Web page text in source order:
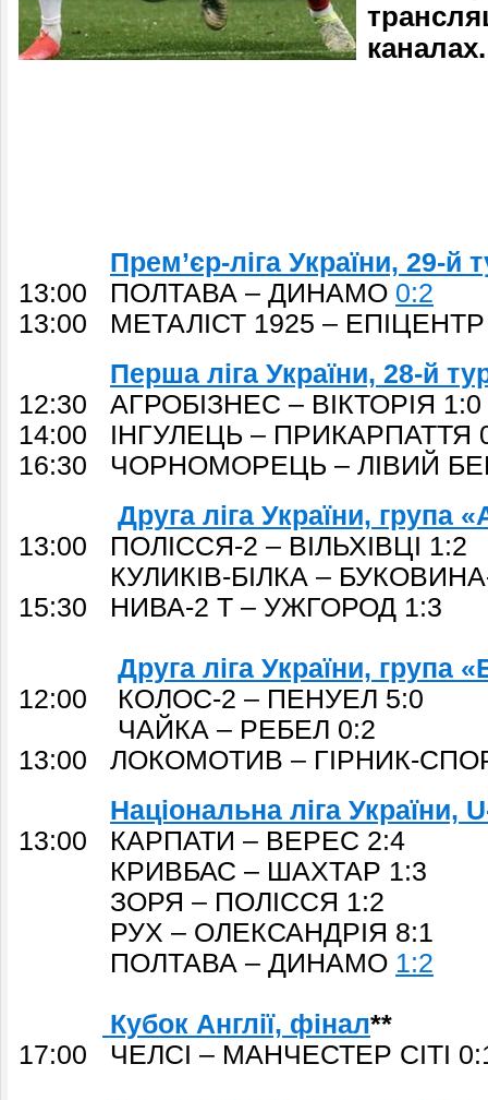
каналах.
Прем’єр-ліга України, 29-й
13:00 ПОЛТАВА – ДИНАМО 0:2
13:00 МЕТАЛІСТ 1925 – ЕПІЦЕНТР
Перша ліга України, 28-й
12:30 АГРОБІЗНЕС – ВІКТОРІЯ 1:0
14:00 ІНГУЛЕЦЬ – ПРИКАРПАТТЯ
16:30 ЧОРНОМОРЕЦЬ – ЛІВИЙ
Друга ліга України, група
13:00 ПОЛІССЯ-2 – ВІЛЬХІВЦІ 1:2
КУЛИКІВ-БІЛКА – БУКОВИНА-
15:30 НИВА-2 Т – УЖГОРОД 1:3
Друга ліга України, група
12:00 КОЛОС-2 – ПЕНУЕЛ 5:0
ЧАЙКА – РЕБЕЛ 0:2
13:00 ЛОКОМОТИВ – ГІРНИК-
Національна ліга України,
13:00 КАРПАТИ – ВЕРЕС 2:4
КРИВБАС – ШАХТАР 1:3
ЗОРЯ – ПОЛІССЯ 1:2
РУХ – ОЛЕКСАНДРІЯ 8:1
ПОЛТАВА – ДИНАМО 1:2
Кубок Англії, фінал**
17:00 ЧЕЛСІ – МАНЧЕСТЕР СІТІ